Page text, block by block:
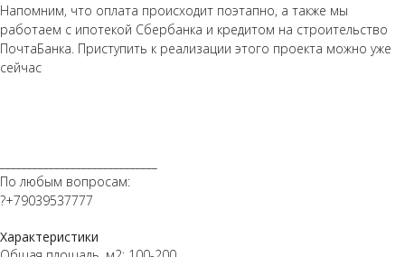
Напомним, что оплата происходит поэтапно, а также мы
работаем с ипотекой Сбербанка и кредитом на строительство
ПочтаБанка. Приступить к реализации этого проекта можно уже
сейчас
По любым вопросам: ⁣⁣⠀⁣⁣⠀⁣⁣⠀⁣⁣⠀
?+79039537777⁣⁣⁣⁣⠀⁣⁣⠀
Характеристики